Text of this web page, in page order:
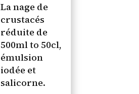
La nage de
crustacés
réduite de
500ml to 50cl,
émulsion
iodée et
salicorne.